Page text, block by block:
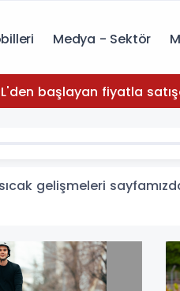
Medya - Sektör
başlayan fiyatla
gelişmeleri